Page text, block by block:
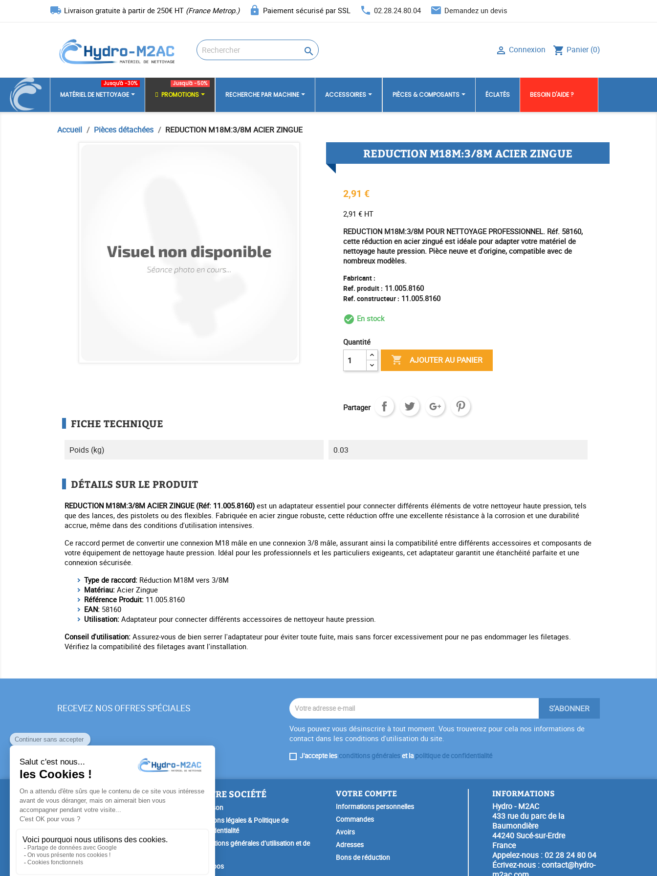
local_shipping Livraison gratuite à partir de 250€ HT (France Metrop.) lock Paiement sécurisé par SSL phone 02.28.24.80.04 email Demandez un devis
 shopping_cart Panier (0)
 Connexion
MATÉRIEL DE NETTOYAGE
Jusqu'à -30%
PROMOTIONS
Jusqu'à -50%
RECHERCHE PAR MACHINE ACCESSOIRES PIÈCES & COMPOSANTS ÉCLATÉS BESOIN D'AIDE ?
Accueil Pièces détachées REDUCTION M18M:3/8M ACIER ZINGUE
REDUCTION M18M:3/8M ACIER ZINGUE
2,91 €
2,91 € HT
REDUCTION M18M:3/8M POUR NETTOYAGE PROFESSIONNEL. Réf. 58160,
cette réduction en acier zingué est idéale pour adapter votre matériel de
nettoyage haute pression. Pièce neuve et d'origine, compatible avec de
nombreux modèles.
Fabricant :
Ref. produit : 11.005.8160
Ref. constructeur : 11.005.8160
check_circle_outline
En stock
Quantité
 AJOUTER AU PANIER
Partager
FICHE TECHNIQUE
Poids (kg) 0.03
DÉTAILS SUR LE PRODUIT
REDUCTION M18M:3/8M ACIER ZINGUE (Réf: 11.005.8160) est un adaptateur essentiel pour connecter différents éléments de votre nettoyeur haute pression, tels
que des lances, des pistolets ou des flexibles. Fabriquée en acier zingue robuste, cette réduction offre une excellente résistance à la corrosion et une durabilité
accrue, même dans des conditions d'utilisation intensives.
Ce raccord permet de convertir une connexion M18 mâle en une connexion 3/8 mâle, assurant ainsi la compatibilité entre différents accessoires et composants de
votre équipement de nettoyage haute pression. Idéal pour les professionnels et les particuliers exigeants, cet adaptateur garantit une étanchéité parfaite et une
connexion sécurisée.
Type de raccord: Réduction M18M vers 3/8M
Matériau: Acier Zingue
Référence Produit: 11.005.8160
EAN: 58160
Utilisation: Adaptateur pour connecter différents accessoires de nettoyeur haute pression.
Conseil d'utilisation: Assurez-vous de bien serrer l'adaptateur pour éviter toute fuite, mais sans forcer excessivement pour ne pas endommager les filetages.
Vérifiez la compatibilité des filetages avant l'installation.
RECEVEZ NOS OFFRES SPÉCIALES
Vous pouvez vous désinscrire à tout moment. Vous trouverez pour cela nos informations de
contact dans les conditions d'utilisation du site.
J'accepte les conditions généraleset lapolitique de confidentialité
PRODUITS
Promotions
Nouveaux produits
NOTRE SOCIÉTÉ
Livraison
Mentions légales & Politique de
Confidentialité
Conditions générales d’utilisation et de
A propos
VOTRE COMPTE
Informations personnelles
Commandes
Avoirs
Adresses
Bons de réduction
INFORMATIONS
Hydro - M2AC
433 rue du parc de la
Baumondière
44240 Sucé-sur-Erdre
France
Appelez-nous : 02 28 24 80 04
Écrivez-nous :contact@hydro-